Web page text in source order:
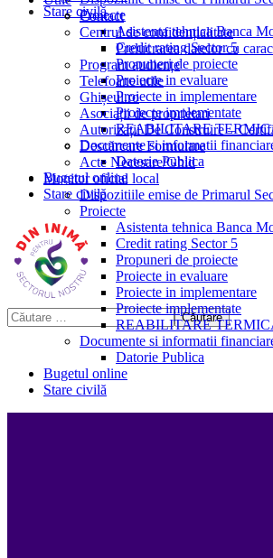
Stare civilă
Proiecte
Asistenta tehnica Banca
Credit rating Sector 5
Propuneri de proiecte
Proiecte in evaluare
Proiecte in implementare
Proiecte implementate
REABILITARE
Documente si informatii
Datorie Publica
Bugetul online
Stare civilă
Contact
Centrul de confidențialitate
Prelucrarea datelor cu
Program audiențe
Telefoane utile
Ghișeul.ro
Asociații de proprietari
Autorizații De Construire –
Descărcare Formulare
Acte Necesare/Ghid
Monitor oficial local
Dispozitiile emise de Primarul
Proiecte
Asistenta tehnica Banca
Credit rating Sector 5
Propuneri de proiecte
Proiecte in evaluare
Proiecte in implementare
Proiecte implementate
REABILITARE
Documente si informatii
Datorie Publica
Bugetul online
Stare civilă